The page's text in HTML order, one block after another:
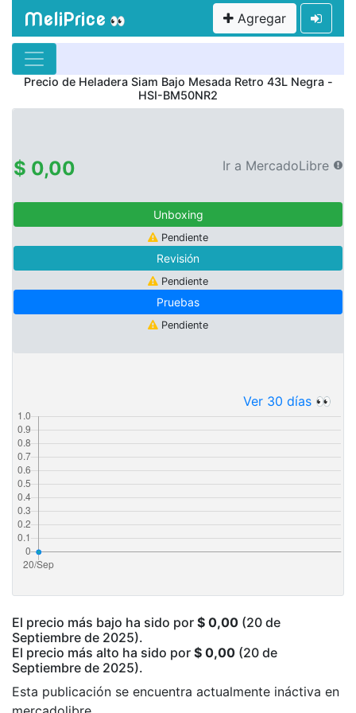
MeliPrice 👀 Agregar
Precio de Heladera Siam Bajo Mesada Retro 43L Negra -
HSI-BM50NR2
$ 0,00 Ir a MercadoLibre
Unboxing
Pendiente
Revisión
Pendiente
Pruebas
Pendiente
Ver 30 días 👀
El precio más bajo ha sido por $ 0,00 (20 de
Septiembre de 2025).
El precio más alto ha sido por $ 0,00 (20 de
Septiembre de 2025).
Esta publicación se encuentra actualmente ináctiva en